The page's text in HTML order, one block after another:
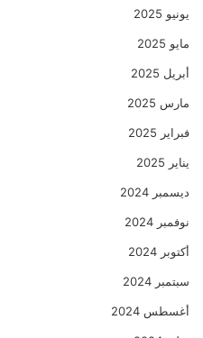
يونيو 2025
مايو 2025
أبريل 2025
مارس 2025
فبراير 2025
يناير 2025
ديسمبر 2024
نوفمبر 2024
أكتوبر 2024
سبتمبر 2024
أغسطس 2024